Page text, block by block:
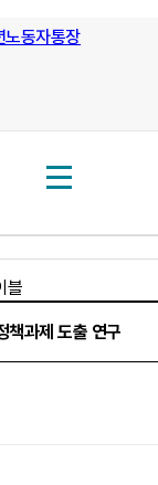
노동자통장
블
책과제 도출 연구